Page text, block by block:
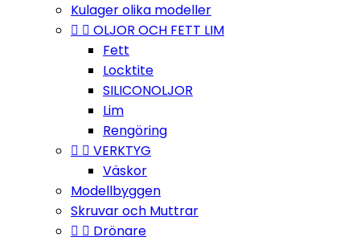
Kulager olika modeller
  OLJOR OCH FETT LIM
Fett
Locktite
SILICONOLJOR
Lim
Rengöring
  VERKTYG
Väskor
Modellbyggen
Skruvar och Muttrar
  Drönare